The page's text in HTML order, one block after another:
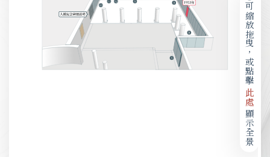
可縮放拖曳，或點擊
此處
顯示全景